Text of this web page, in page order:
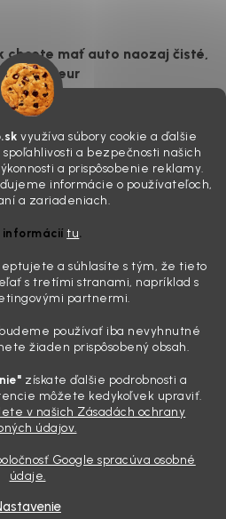
využíva súbory cookie a ďalšie
a bezpečnosti našich
a prispôsobenie reklamy.
informácie o používateľoch,
a zariadeniach.
informáciítu.
a súhlasíte s tým, že tieto
s tretími stranami, napríklad s
partnermi.
používať iba nevyhnutné
žiaden prispôsobený obsah.
získate ďalšie podrobnosti a
môžete kedykoľvek upraviť.
v našich Zásadách ochrany
údajov.
Google spracúva osobné
údaje.
chcete mať auto naozaj čisté,
za pár eur
na palubnú dosku vás ide poraziť. V
a v švíkoch sedačiek na vás stále
vysávač tam jednodu...
5 kúskov autokozmetiky,
vami zaprášená kapota. Pre
relax. Lenže keď si v košíku spočítate
utierky, výsledná suma vie poriadne
že aj profi výbava ...
vychytávok, ktoré z
slnko sa oprie do laku a vy namiesto
kvapky a kolesá čierne od
je to len stroj na presun z bodu A do
Nič nepoka...